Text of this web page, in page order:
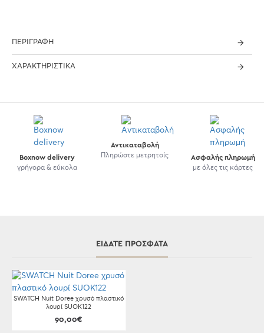
ΠΕΡΙΓΡΑΦΉ
ΧΑΡΑΚΤΗΡΙΣΤΙΚΆ
Boxnow delivery
γρήγορα & εύκολα
Αντικαταβολή
Πληρώστε μετρητοίς
Ασφαλής πληρωμή
με όλες τις κάρτες
ΕΊΔΑΤΕ ΠΡΌΣΦΑΤΑ
SWATCH Nuit Doree χρυσό πλαστικό
λουρί SUOK122
90,00€